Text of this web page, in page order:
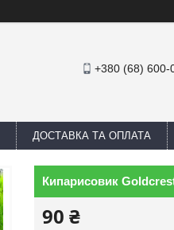
+380 (68) 600-
ДОСТАВКА ТА ОПЛАТА
Кипарисовик
90 ₴